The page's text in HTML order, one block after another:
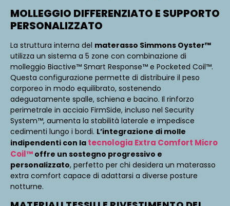
MOLLEGGIO DIFFERENZIATO E SUPPORTO
PERSONALIZZATO
La struttura interna del materasso Simmons Oyster™
utilizza un sistema a 5 zone con combinazione di
molleggio Biactive™ Smart Response™ e Pocketed Coil™.
Questa configurazione permette di distribuire il peso
corporeo in modo equilibrato, sostenendo
adeguatamente spalle, schiena e bacino. Il rinforzo
perimetrale in acciaio FirmSide, incluso nel Security
System™, aumenta la stabilità laterale e impedisce
cedimenti lungo i bordi. L’integrazione di molle
indipendenti con la tecnologia Extra Comfort Micro
Coil™ offre un sostegno progressivo e
personalizzato, perfetto per chi desidera un materasso
extra comfort capace di adattarsi a diverse posture
notturne.